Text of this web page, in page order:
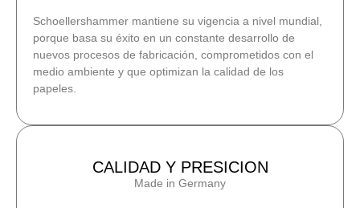
Schoellershammer mantiene su vigencia a nivel mundial,
porque basa su éxito en un constante desarrollo de
nuevos procesos de fabricación, comprometidos con el
medio ambiente y que optimizan la calidad de los
papeles.
CALIDAD Y PRESICION
Made in Germany